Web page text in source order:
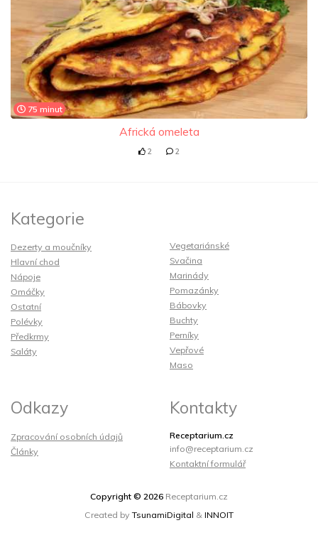
75 minut
Africká omeleta
2 2
Kategorie
Dezerty a moučníky
Hlavní chod
Nápoje
Omáčky
Ostatní
Polévky
Předkrmy
Saláty
Vegetariánské
Svačina
Marinády
Pomazánky
Bábovky
Buchty
Perníky
Vepřové
Maso
Odkazy
Zpracování osobních údajů
Články
Kontakty
Receptarium.cz
info@receptarium.cz
Kontaktní formulář
Copyright © 2026 Receptarium.cz
Created byTsunamiDigital & INNOIT